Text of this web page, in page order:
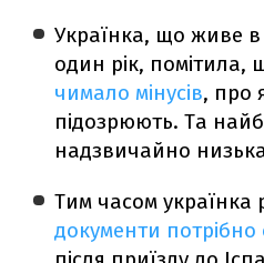
Українка, що живе в
один рік, помітила,
чимало мінусів, про
підозрюють. Та
надзвичайно
Тим часом українка
документи